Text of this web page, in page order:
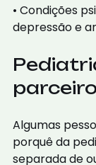
• Condições
depressão e
Algumas
porquê da
separada de